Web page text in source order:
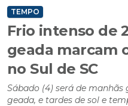
TEMPO
Frio intenso de
geada marcam
no Sul de SC
Sábado (4) será de
geada, e tardes de sol e